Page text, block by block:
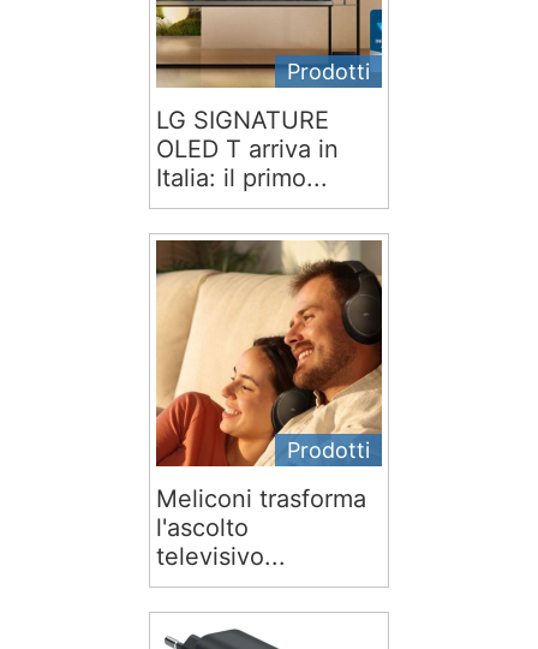
Prodotti
LG SIGNATURE
OLED T arriva in
Italia: il primo...
Prodotti
Meliconi trasforma
l'ascolto
televisivo...